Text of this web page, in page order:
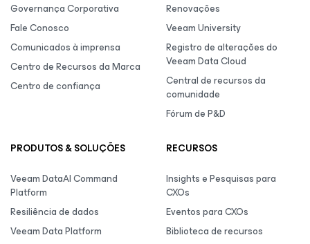
Governança Corporativa
Fale Conosco
Comunicados à imprensa
Centro de Recursos da Marca
Centro de confiança
Renovações
Veeam University
Registro de alterações do
Veeam Data Cloud
Central de recursos da
comunidade
Fórum de P&D
PRODUTOS & SOLUÇÕES
Veeam DataAI Command
Platform
Resiliência de dados
Veeam Data Platform
RECURSOS
Insights e Pesquisas para
CXOs
Eventos para CXOs
Biblioteca de recursos